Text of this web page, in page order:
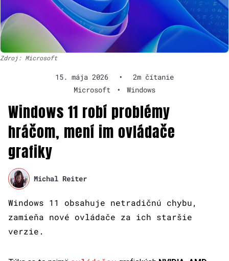
Zdroj: Microsoft
15. mája 2026 •
2m čítanie
Microsoft
• Windows
Windows 11 robí problémy
hráčom, mení im ovládače
grafiky
Michal Reiter
Windows 11 obsahuje netradičnú chybu,
zamieňa nové ovládače za ich staršie
verzie.